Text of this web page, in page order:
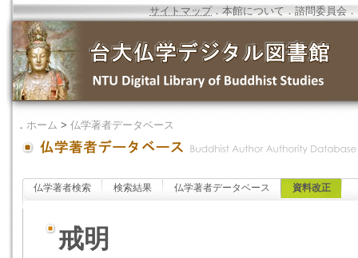
サイトマップ．本館について ．諮問委員会 ．
． ホーム > 仏学著者データベース
仏学著者検索 検索結果 仏学著者データベース 資料改正
戒明